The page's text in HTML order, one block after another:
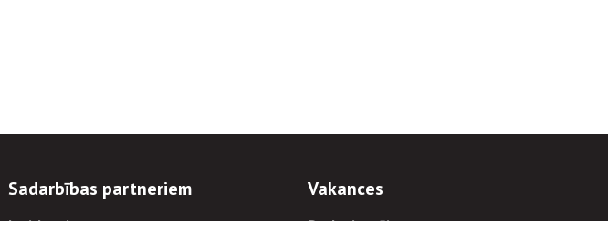
Sadarbības partneriem
Iepirkumi
Vakances
Darba iespējas